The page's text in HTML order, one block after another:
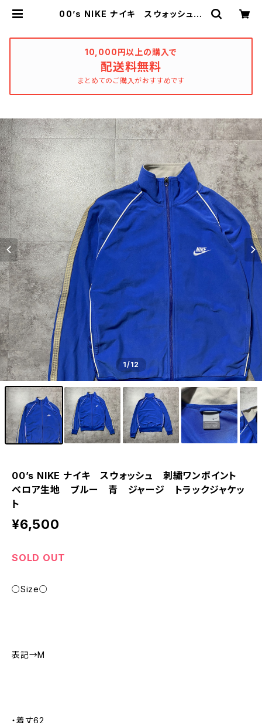
00’s NIKE ナイキ スウォッシュ
ト | used_clothing_katharsis
10,000円以上の購入で
配送料無料
まとめてのご購入がおすすめです
1/12
00’s NIKE ナイキ スウォッシュ 刺繍ワンポイント
ベロア生地 ブルー 青 ジャージ トラックジャケッ
ト
¥6,500
SOLD OUT
○Size○
表記→M
・着丈62